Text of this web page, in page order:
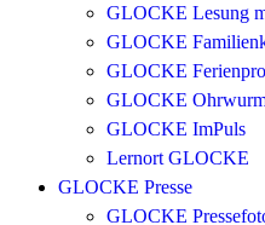
GLOCKE Lesung
GLOCKE
GLOCKE
GLOCKE
GLOCKE ImPuls
Lernort GLOCKE
GLOCKE Presse
GLOCKE